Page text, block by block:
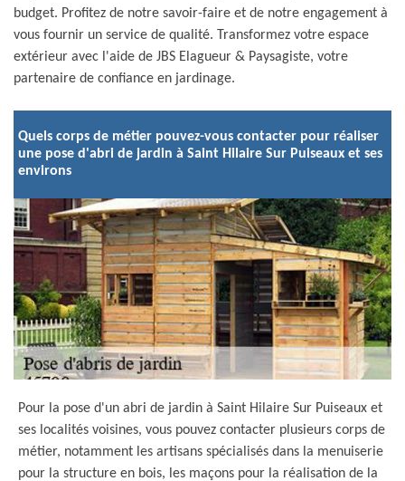
budget. Profitez de notre savoir-faire et de notre engagement à
vous fournir un service de qualité. Transformez votre espace
extérieur avec l'aide de JBS Elagueur & Paysagiste, votre
partenaire de confiance en jardinage.
Quels corps de métier pouvez-vous contacter pour réaliser
une pose d'abri de jardin à Saint Hilaire Sur Puiseaux et ses
environs
Pour la pose d'un abri de jardin à Saint Hilaire Sur Puiseaux et
ses localités voisines, vous pouvez contacter plusieurs corps de
métier, notamment les artisans spécialisés dans la menuiserie
pour la structure en bois, les maçons pour la réalisation de la